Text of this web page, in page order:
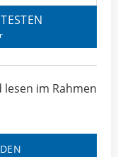
lesen im Rahmen